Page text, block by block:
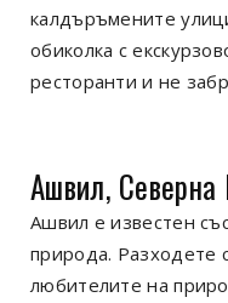
калдъръмените
обиколка с
ресторанти и не
Ашвил, Северна
Ашвил е известен
природа. Разходете
любителите на